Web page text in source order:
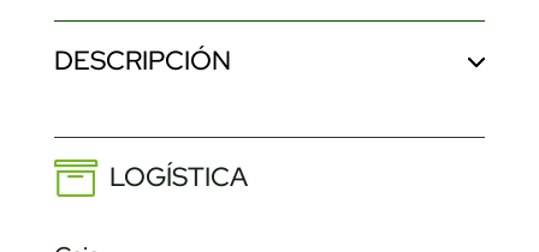
DESCRIPCIÓN
LOGÍSTICA